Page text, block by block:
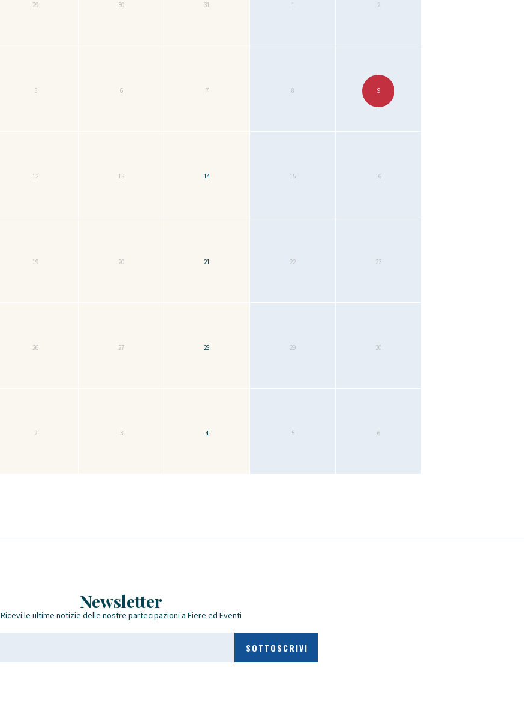
29 30 31 1 2
5 6 7 8 9
12 13 14 15 16
19 20 21 22 23
26 27 28 29 30
2 3 4 5 6
Newsletter
Ricevi le ultime notizie delle nostre partecipazioni a Fiere ed Eventi